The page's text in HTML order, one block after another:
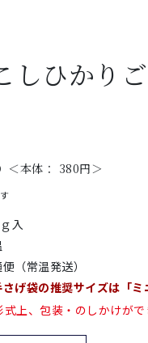
しひかり
＜本体： 380円＞
入
（常温発送）
げ袋の推奨サイズは「ミ
上、包装・のしかけがで